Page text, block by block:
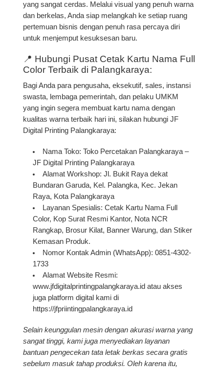
yang sangat cerdas. Melalui visual yang penuh warna
dan berkelas, Anda siap melangkah ke setiap ruang
pertemuan bisnis dengan penuh rasa percaya diri
untuk menjemput kesuksesan baru.
📍 Hubungi Pusat Cetak Kartu Nama Full
Color Terbaik di Palangkaraya:
Bagi Anda para pengusaha, eksekutif, sales, instansi
swasta, lembaga pemerintah, dan pelaku UMKM
yang ingin segera membuat kartu nama dengan
kualitas warna terbaik hari ini, silakan hubungi JF
Digital Printing Palangkaraya:
Nama Toko: Toko Percetakan Palangkaraya –
JF Digital Printing Palangkaraya
Alamat Workshop: Jl. Bukit Raya dekat
Bundaran Garuda, Kel. Palangka, Kec. Jekan
Raya, Kota Palangkaraya
Layanan Spesialis: Cetak Kartu Nama Full
Color, Kop Surat Resmi Kantor, Nota NCR
Rangkap, Brosur Kilat, Banner Warung, dan Stiker
Kemasan Produk.
Nomor Kontak Admin (WhatsApp): 0851-4302-
1733
Alamat Website Resmi:
www.jfdigitalprintingpalangkaraya.id atau akses
juga platform digital kami di
https://jfpriintingpalangkaraya.id
Selain keunggulan mesin dengan akurasi warna yang
sangat tinggi, kami juga menyediakan layanan
bantuan pengecekan tata letak berkas secara gratis
sebelum masuk tahap produksi. Oleh karena itu,